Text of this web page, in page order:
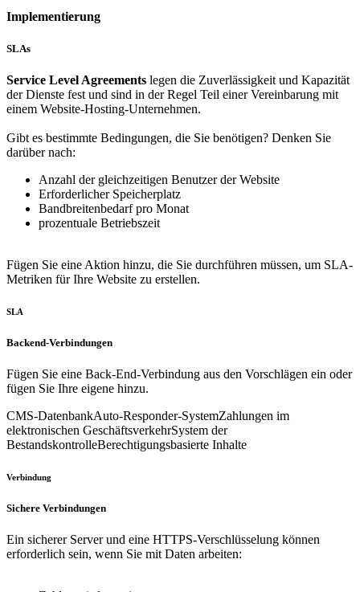
Implementierung
SLAs
Service Level Agreements legen die Zuverlässigkeit und Kapazität
der Dienste fest und sind in der Regel Teil einer Vereinbarung mit
einem Website-Hosting-Unternehmen.
Gibt es bestimmte Bedingungen, die Sie benötigen? Denken Sie
darüber nach:
Anzahl der gleichzeitigen Benutzer der Website
Erforderlicher Speicherplatz
Bandbreitenbedarf pro Monat
prozentuale Betriebszeit
Fügen Sie eine Aktion hinzu, die Sie durchführen müssen, um SLA-
Metriken für Ihre Website zu erstellen.
SLA
Backend-Verbindungen
Fügen Sie eine Back-End-Verbindung aus den Vorschlägen ein oder
fügen Sie Ihre eigene hinzu.
CMS-DatenbankAuto-Responder-SystemZahlungen im
elektronischen GeschäftsverkehrSystem der
BestandskontrolleBerechtigungsbasierte Inhalte
Verbindung
Sichere Verbindungen
Ein sicherer Server und eine HTTPS-Verschlüsselung können
erforderlich sein, wenn Sie mit Daten arbeiten: